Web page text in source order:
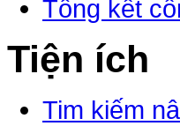
Tổng kết
Tiện ích
Tim kiếm